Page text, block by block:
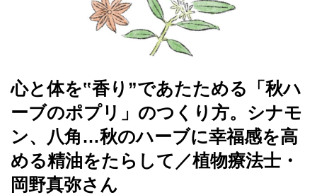
心と体を‟香り”であたためる「秋ハ
ーブのポプリ」のつくり方。シナモ
ン、八角…秋のハーブに幸福感を高
める精油をたらして／植物療法士・
岡野真弥さん